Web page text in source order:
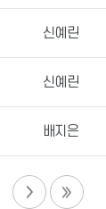
신예린
신예린
배지은